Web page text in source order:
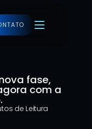
fase,
com a
de Leitura